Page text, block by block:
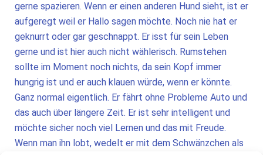
gerne spazieren. Wenn er einen anderen Hund sieht, ist er
aufgeregt weil er Hallo sagen möchte. Noch nie hat er
geknurrt oder gar geschnappt. Er isst für sein Leben
gerne und ist hier auch nicht wählerisch. Rumstehen
sollte im Moment noch nichts, da sein Kopf immer
hungrig ist und er auch klauen würde, wenn er könnte.
Ganz normal eigentlich. Er fährt ohne Probleme Auto und
das auch über längere Zeit. Er ist sehr intelligent und
möchte sicher noch viel Lernen und das mit Freude.
Wenn man ihn lobt, wedelt er mit dem Schwänzchen als